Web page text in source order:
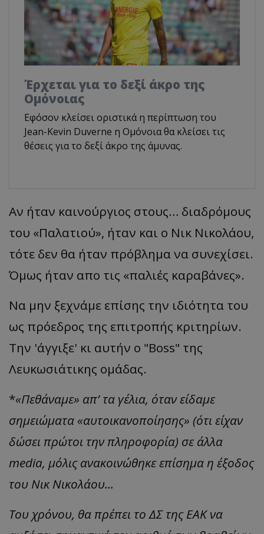
Έρχεται για το δεξί άκρο της
Ομόνοιας
Εφόσον κλείσει οριστικά η περίπτωση του
Jean-Kevin Duverne η Ομόνοια θα κλείσει τις
θέσεις για το δεξί άκρο της άμυνας.
Αν ήταν καινούργιος στους… διαδρόμους
του «Παλατιού», ήταν και ο Νικ Νικολάου,
τότε δεν θα ήταν πρόβλημα να συνεχίσει.
Όμως ήταν απο τις «παλιές καραβάνες».
Να μην ξεχνάμε επίσης την ιδιότητα του
ως πρόεδρος της επιτροπής κριτηρίων.
Την 'άγγιξε' κι αυτήν ο "Boss" της
Λευκωσιάτικης ομάδας.
*«Πεθάναμε» απ’ τα γέλια, όταν είδαμε
σημειώματα «αυτοικανοποίησης» (ότι είχαν
δώσει πρώτοι την πληροφορία) σε άλλα
media, μόλις ανακοινώθηκε επίσημα η έξοδος
του Νικ Νικολάου...
Του χρόνου, θα πρέπει το ΔΣ της ΕΑΚ να